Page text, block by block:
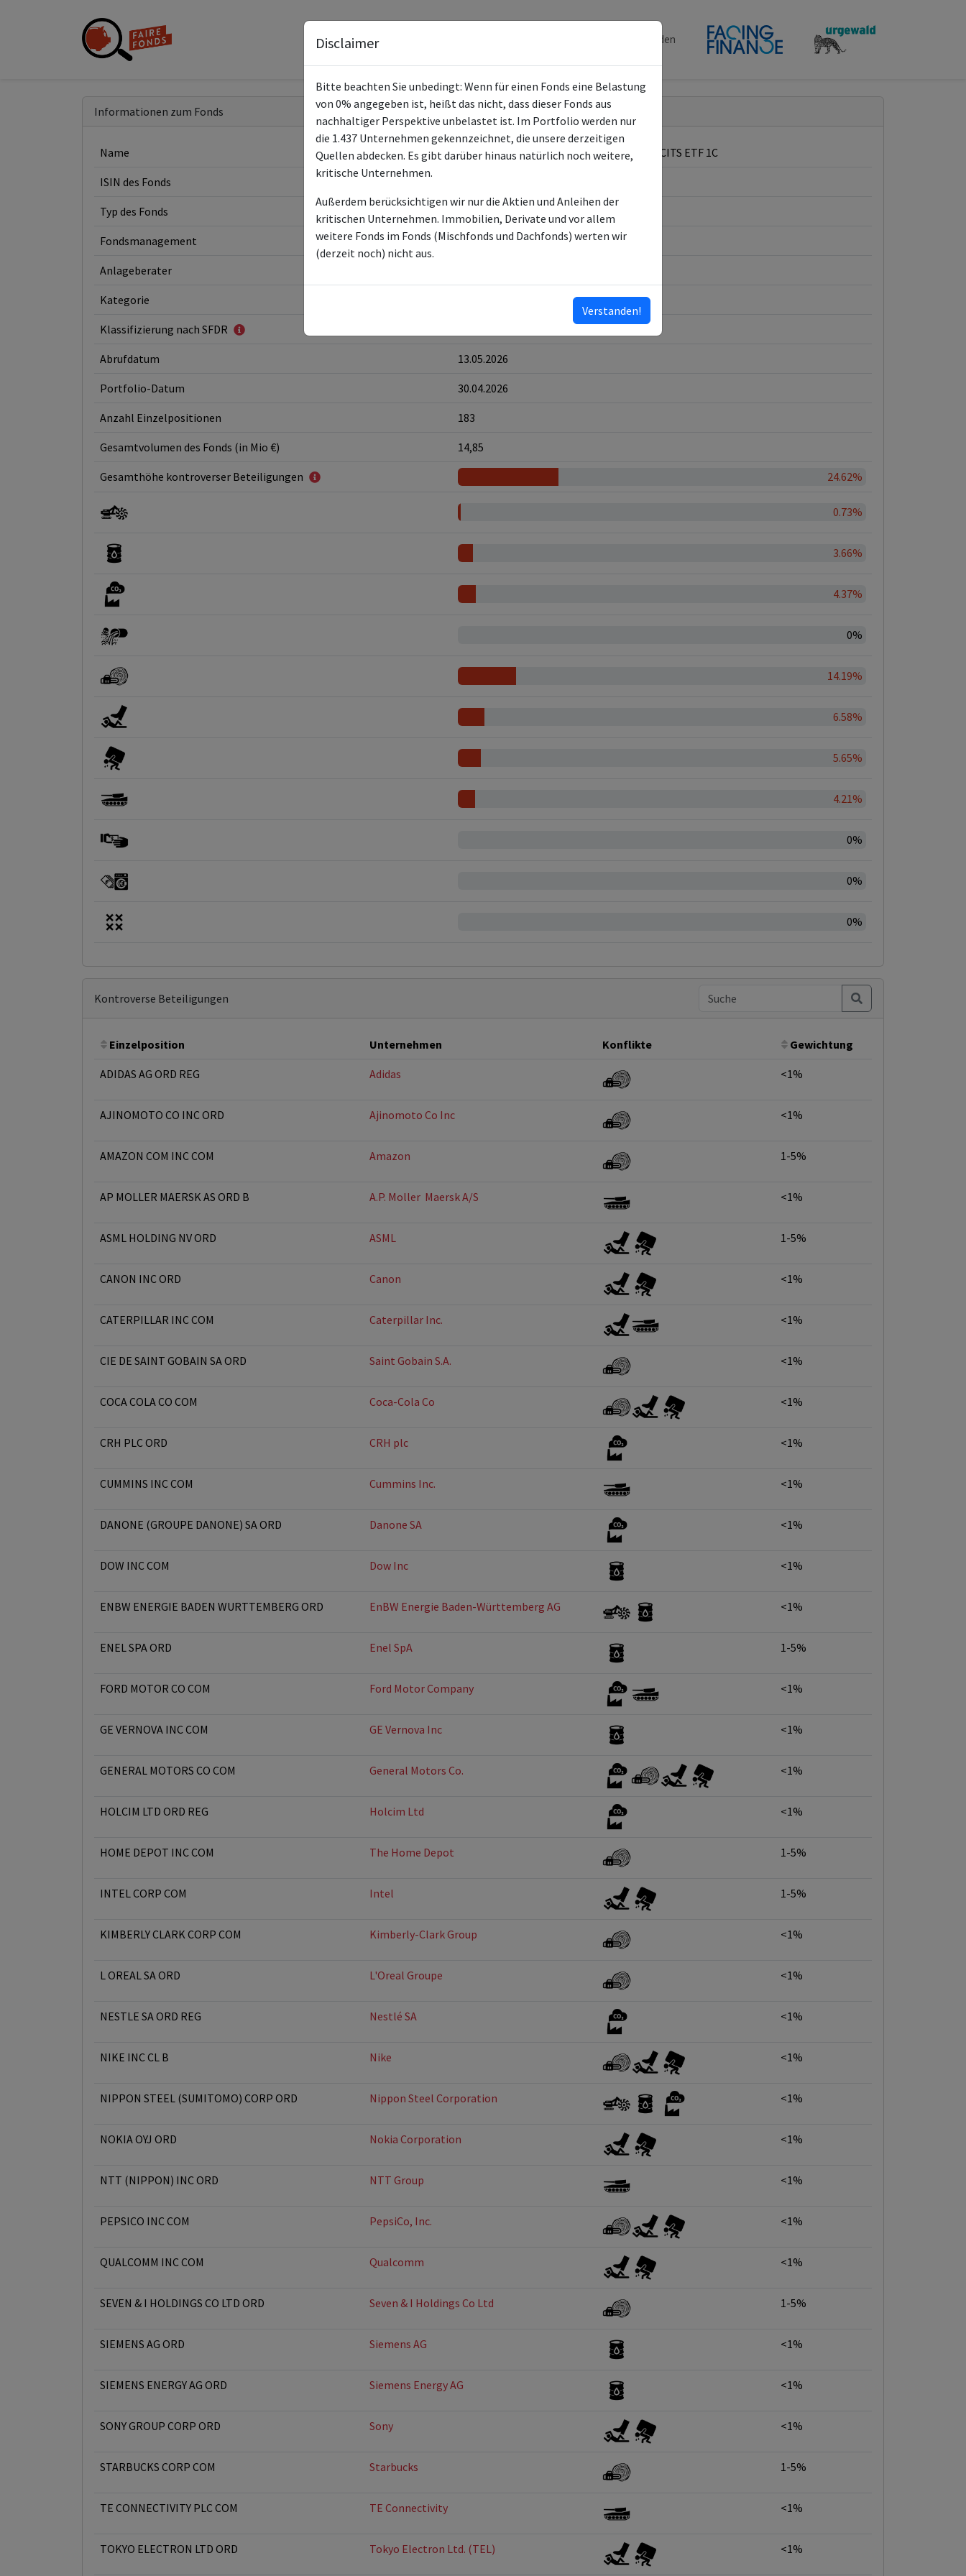
Fonds Spenden
Informationen zum Fonds
Name Xtrackers World Green Tech Innovators UCITS ETF 1C
ISIN des Fonds
Typ des Fonds ETF
Fondsmanagement DWS Investment SA
Anlageberater
Kategorie
Klassifizierung nach SFDR
Abrufdatum 13.05.2026
Portfolio-Datum 30.04.2026
Anzahl Einzelpositionen 183
Gesamtvolumen des Fonds (in Mio €) 14,85
Gesamthöhe kontroverser Beteiligungen 24.62%
0.73%
3.66%
4.37%
0%
14.19%
6.58%
5.65%
4.21%
0%
0%
0%
Kontroverse Beteiligungen
Einzelposition Unternehmen Konflikte Gewichtung
ADIDAS AG ORD REG Adidas <1%
AJINOMOTO CO INC ORD Ajinomoto Co Inc <1%
AMAZON COM INC COM Amazon 1-5%
AP MOLLER MAERSK AS ORD B A.P. Moller  Maersk A/S <1%
ASML HOLDING NV ORD ASML 1-5%
CANON INC ORD Canon <1%
CATERPILLAR INC COM Caterpillar Inc. <1%
CIE DE SAINT GOBAIN SA ORD Saint Gobain S.A. <1%
COCA COLA CO COM Coca-Cola Co <1%
CRH PLC ORD CRH plc <1%
CUMMINS INC COM Cummins Inc. <1%
DANONE (GROUPE DANONE) SA ORD Danone SA <1%
DOW INC COM Dow Inc <1%
ENBW ENERGIE BADEN WURTTEMBERG ORD EnBW Energie Baden-Württemberg AG <1%
ENEL SPA ORD Enel SpA 1-5%
FORD MOTOR CO COM Ford Motor Company <1%
GE VERNOVA INC COM GE Vernova Inc <1%
GENERAL MOTORS CO COM General Motors Co. <1%
HOLCIM LTD ORD REG Holcim Ltd <1%
HOME DEPOT INC COM The Home Depot 1-5%
INTEL CORP COM Intel 1-5%
KIMBERLY CLARK CORP COM Kimberly-Clark Group <1%
L OREAL SA ORD L'Oreal Groupe <1%
NESTLE SA ORD REG Nestlé SA <1%
NIKE INC CL B Nike <1%
NIPPON STEEL (SUMITOMO) CORP ORD Nippon Steel Corporation <1%
NOKIA OYJ ORD Nokia Corporation <1%
NTT (NIPPON) INC ORD NTT Group <1%
PEPSICO INC COM PepsiCo, Inc. <1%
QUALCOMM INC COM Qualcomm <1%
SEVEN & I HOLDINGS CO LTD ORD Seven & I Holdings Co Ltd 1-5%
SIEMENS AG ORD Siemens AG <1%
SIEMENS ENERGY AG ORD Siemens Energy AG <1%
SONY GROUP CORP ORD Sony <1%
STARBUCKS CORP COM Starbucks 1-5%
TE CONNECTIVITY PLC COM TE Connectivity <1%
TOKYO ELECTRON LTD ORD Tokyo Electron Ltd. (TEL) <1%
Disclaimer
Bitte beachten Sie unbedingt: Wenn für einen Fonds eine Belastung
von 0% angegeben ist, heißt das nicht, dass dieser Fonds aus
nachhaltiger Perspektive unbelastet ist. Im Portfolio werden nur
die 1.437 Unternehmen gekennzeichnet, die unsere derzeitigen
Quellen abdecken. Es gibt darüber hinaus natürlich noch weitere,
kritische Unternehmen.
Außerdem berücksichtigen wir nur die Aktien und Anleihen der
kritischen Unternehmen. Immobilien, Derivate und vor allem
weitere Fonds im Fonds (Mischfonds und Dachfonds) werten wir
(derzeit noch) nicht aus.
Verstanden!